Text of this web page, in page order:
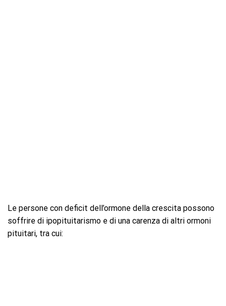
Le persone con deficit dell’ormone della crescita possono
soffrire di ipopituitarismo e di una carenza di altri ormoni
pituitari, tra cui: